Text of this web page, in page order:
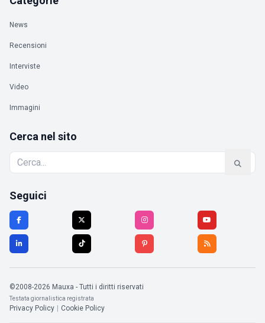
News
Recensioni
Interviste
Video
Immagini
Cerca nel sito
Seguici
©2008-2026 Mauxa - Tutti i diritti riservati
Testata giornalistica registrata
Privacy Policy | Cookie Policy